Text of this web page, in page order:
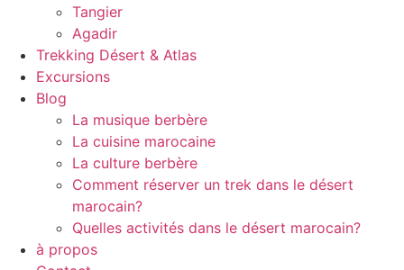
Tangier
Agadir
Trekking Désert & Atlas
Excursions
Blog
La musique berbère
La cuisine marocaine
La culture berbère
Comment réserver un trek dans le désert
marocain?
Quelles activités dans le désert marocain?
à propos